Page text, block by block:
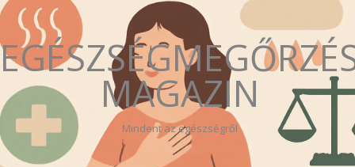
MAGAZIN
Mindent az egészségről